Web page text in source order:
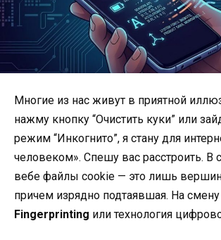
Многие из нас живут в приятной
нажму кнопку “Очистить куки” или
режим “Инкогнито”, я стану для
человеком». Спешу вас расстроить. В
вебе файлы cookie — это лишь
причем изрядно подтаявшая. На
Fingerprinting или технология